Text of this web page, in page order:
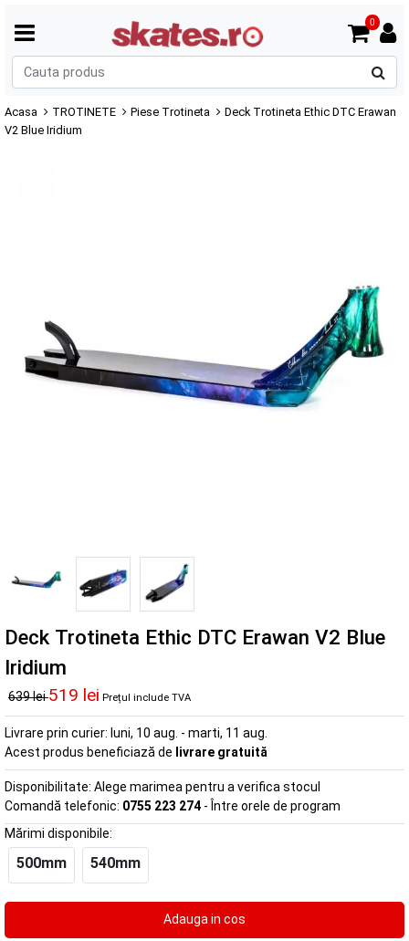
0
Acasa TROTINETE Piese Trotineta
Deck Trotineta Ethic DTC Erawan
V2 Blue Iridium
Deck Trotineta Ethic DTC Erawan V2 Blue
Iridium
639 lei519 lei Prețul include TVA
Livrare prin curier: luni, 10 aug. - marti, 11 aug.
Acest produs beneficiază de livrare gratuită
Disponibilitate: Alege marimea pentru a verifica stocul
Comandă telefonic: 0755 223 274 - Între orele de program
Mărimi disponibile:
500mm 540mm